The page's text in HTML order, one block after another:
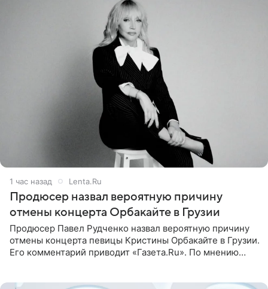
1 час назад Lenta.Ru
Продюсер назвал вероятную причину
отмены концерта Орбакайте в Грузии
Продюсер Павел Рудченко назвал вероятную причину
отмены концерта певицы Кристины Орбакайте в Грузии.
Его комментарий приводит «Газета.Ru». По мнению